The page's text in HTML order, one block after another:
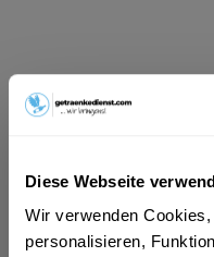
Diese Webseite
Wir verwenden
personalisieren,
ab 22,49 € *
Vorrätig
MEHRWEG
+3,10 € Pfand